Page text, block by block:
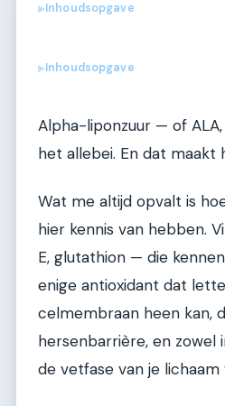
▶Inhoudsopgave
▶Inhoudsopgave
Alpha-liponzuur — of
het allebei. En dat maakt
Wat me altijd opvalt is
hier kennis van hebben.
E, glutathion — die
enige antioxidant dat
celmembraan heen kan,
hersenbarrière, en zowel
de vetfase van je